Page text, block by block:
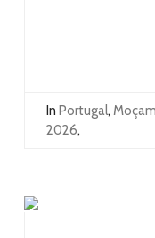
In Portugal,
2026,